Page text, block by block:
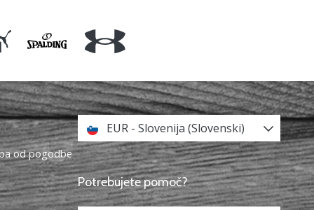
od pogodbe
EUR - Slovenija (Slovenski)
Potrebujete pomoč?